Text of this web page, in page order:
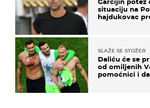
situaciju na
hajdukovac
SLAŽE SE STOŽER
Daliću će se
od omiljenih
pomoćnici i